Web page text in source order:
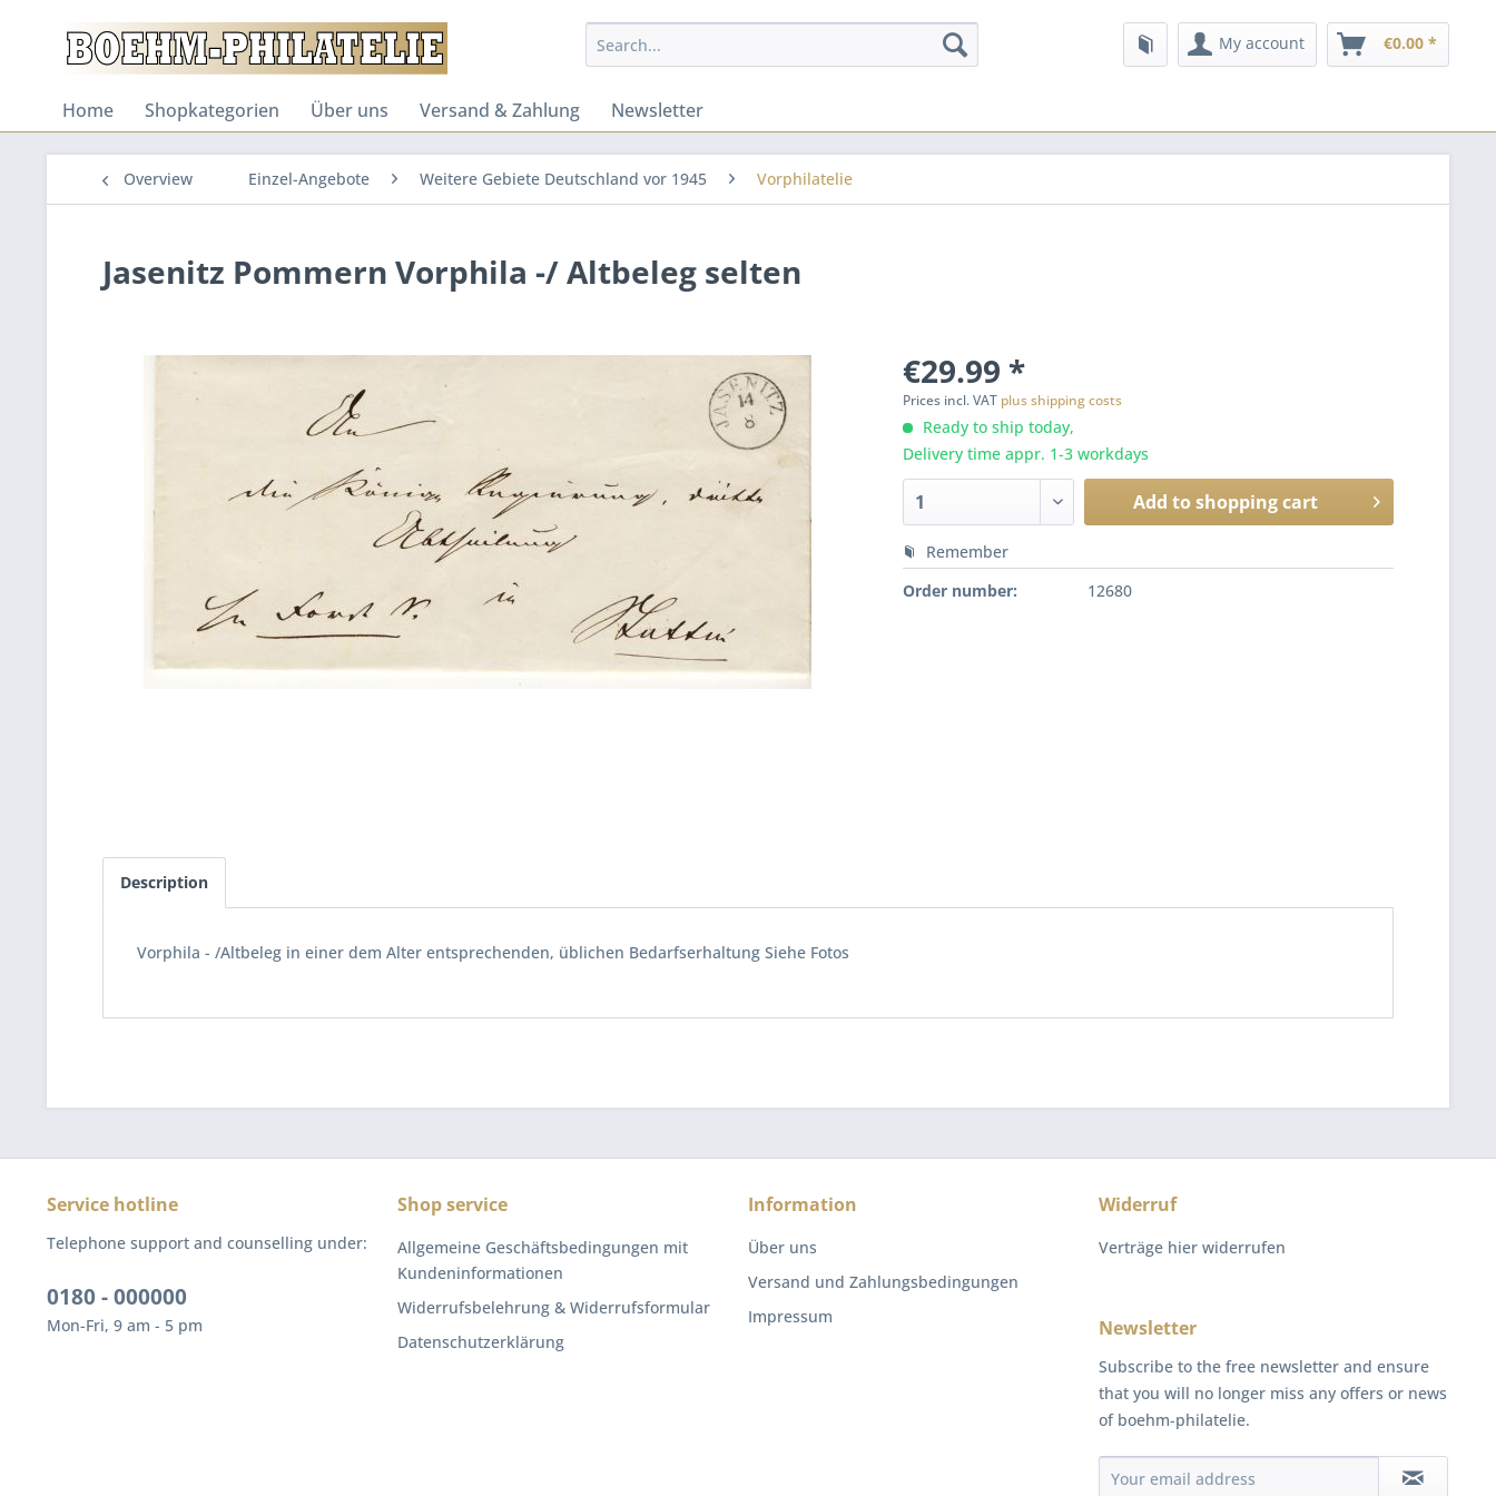
My account €0.00 *
Home Shopkategorien Über uns Versand & Zahlung Newsletter
Overview Einzel-Angebote Weitere Gebiete Deutschland vor 1945 Vorphilatelie
Jasenitz Pommern Vorphila -/ Altbeleg selten
€29.99 *
Prices incl. VAT plus shipping costs
Ready to ship today,
Delivery time appr. 1-3 workdays
Add toshopping cart
Remember
Order number:
12680
Description
Vorphila - /Altbeleg in einer dem Alter entsprechenden, üblichen Bedarfserhaltung Siehe Fotos
Service hotline
Telephone support and counselling under:
0180 - 000000
Mon-Fri, 9 am - 5 pm
Shop service
Allgemeine Geschäftsbedingungen mit
Kundeninformationen
Widerrufsbelehrung & Widerrufsformular
Datenschutzerklärung
Information
Über uns
Versand und Zahlungsbedingungen
Impressum
Widerruf
Verträge hier widerrufen
Newsletter
Subscribe to the free newsletter and ensure
that you will no longer miss any offers or news
of boehm-philatelie.